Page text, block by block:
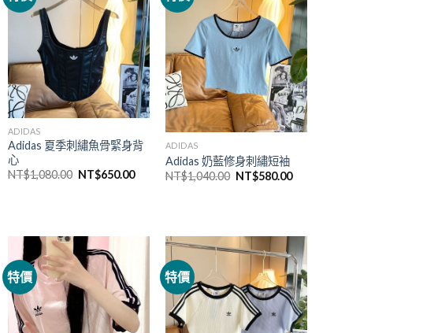
ADIDAS
Adidas 夏季刺繡魚骨緊身背
心
NT$1,080.00 NT$650.00
ADIDAS
Adidas 奶藍修身刺繡短袖
NT$1,040.00 NT$580.00
特價 特價